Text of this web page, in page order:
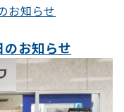
のお知らせ